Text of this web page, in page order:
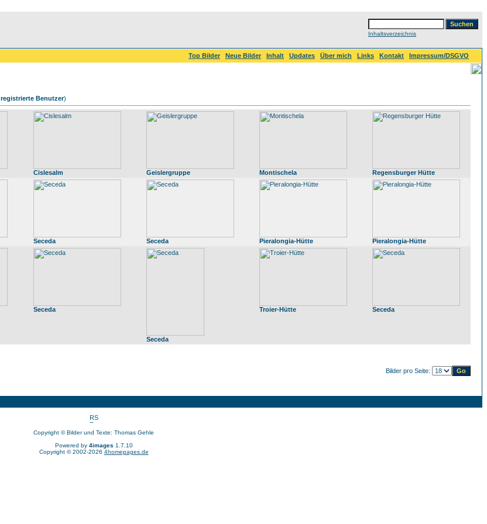
Inhaltsverzeichnis
Top Bilder Neue Bilder Inhalt Updates Über mich Links Kontakt
Impressum/DSGVO
registrierte Benutzer)
Cislesalm Geislergruppe Montischela Regensburger Hütte
Seceda Seceda Pieralongia-Hütte Pieralongia-Hütte
Seceda
Seceda
Troier-Hütte Seceda
Bilder pro Seite:
Copyright © Bilder und Texte: Thomas Gehle
Powered by 4images 1.7.10
Copyright © 2002-2026 4homepages.de